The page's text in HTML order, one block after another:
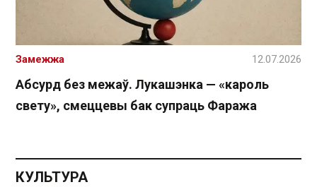
Абсурд без межаў. Лукашэнка — «кароль
свету», смеццевы бак супраць Фаража
Замежжа 12.07.2026
КУЛЬТУРА